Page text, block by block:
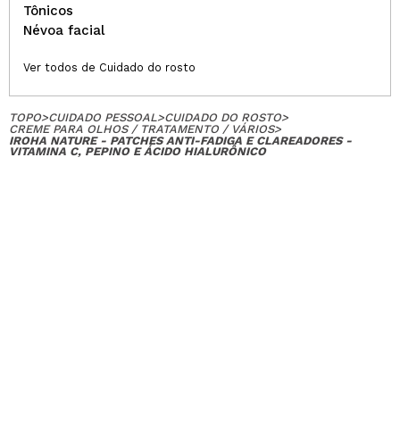
Tônicos
Névoa facial
Ver todos de Cuidado do rosto
TOPO>CUIDADO PESSOAL>CUIDADO DO ROSTO>
CREME PARA OLHOS / TRATAMENTO / VÁRIOS>
IROHA NATURE - PATCHES ANTI-FADIGA E CLAREADORES -
VITAMINA C, PEPINO E ÁCIDO HIALURÔNICO